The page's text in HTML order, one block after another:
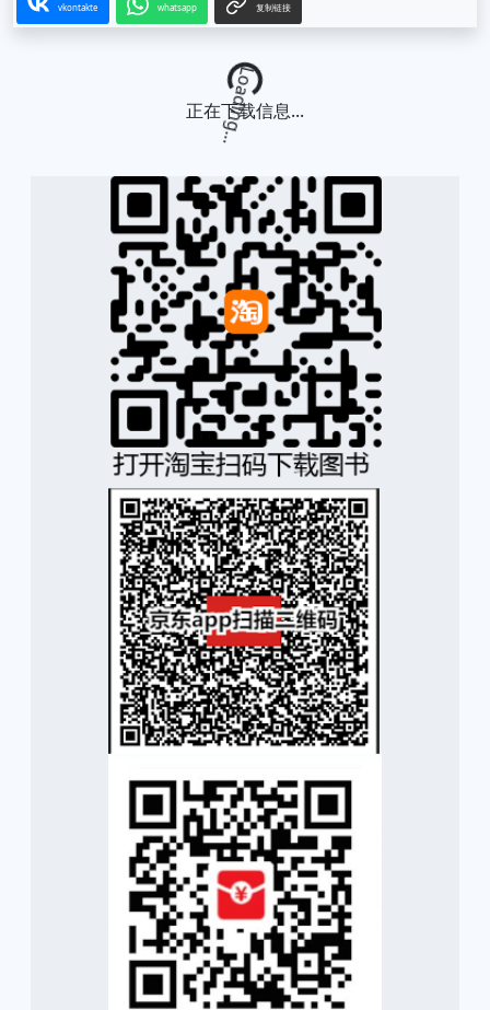
vkontakte whatsapp 复制链接
Loading...
正在下载信息...